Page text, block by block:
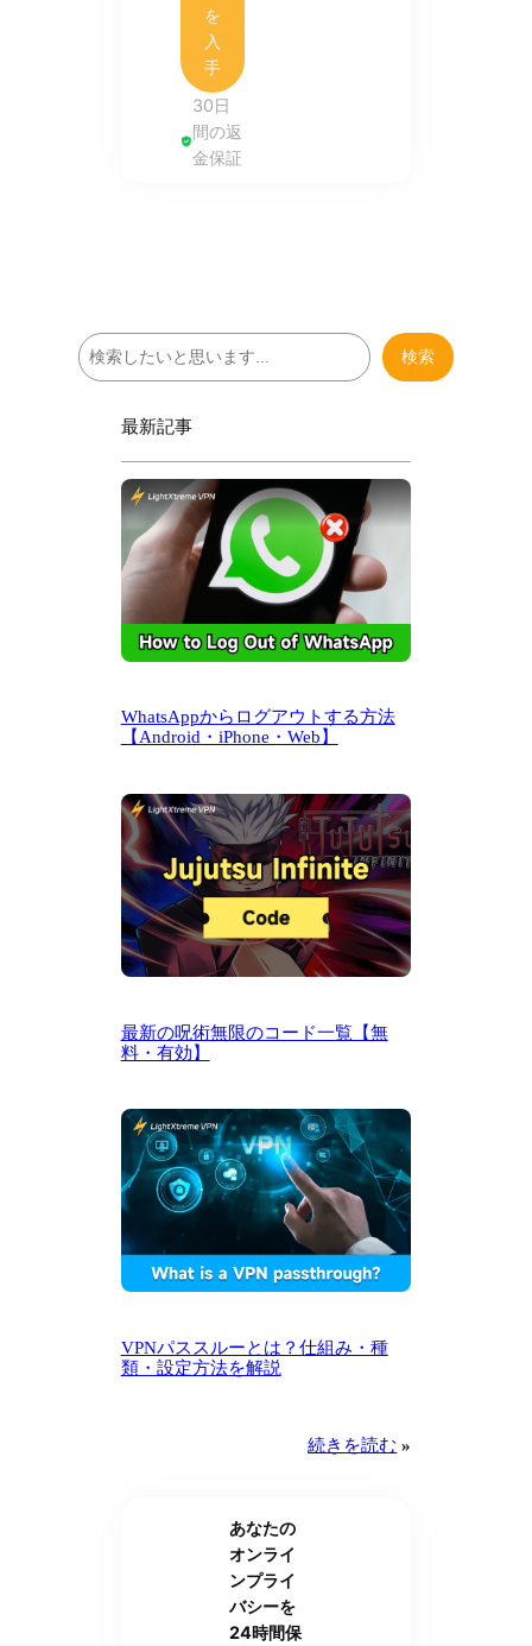
を
入
手
30日
間の返
金保証
検
索
検索
最新記事
WhatsAppからログアウトする方法
【Android・iPhone・Web】
最新の呪術無限のコード一覧【無
料・有効】
VPNパススルーとは？仕組み・種
類・設定方法を解説
続きを読む »
あなたの
オンライ
ンプライ
バシーを
24時間保